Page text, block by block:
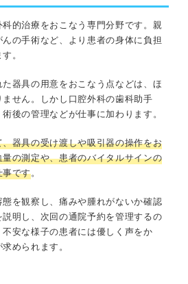
的治療をおこなう専門分野です。親
の手術など、より患者の身体に負担
。
器具の用意をおこなう点などは、ほ
せん。しかし口腔外科の歯科助手
後の管理などが仕事に加わります。
器具の受け渡しや吸引器の操作をお
の測定や、患者のバイタルサインの
事です。
を観察し、痛みや腫れがないか確認
明し、次回の通院予約を管理するの
安な様子の患者には優しく声をか
められます。